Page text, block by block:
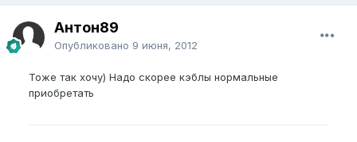
Антон89
Опубликовано 9 июня, 2012
Тоже так хочу) Надо скорее кэблы нормальные
приобретать